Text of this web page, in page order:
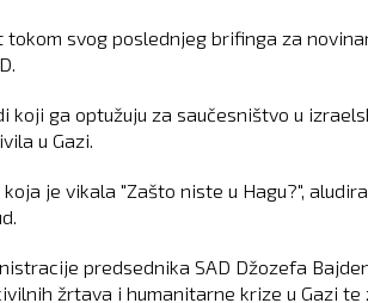
tokom svog poslednjeg brifinga za
koji ga optužuju za saučesništvo u
u Gazi.
je vikala "Zašto niste u Hagu?",
predsednika SAD Džozefa
žrtava i humanitarne krize u Gazi te